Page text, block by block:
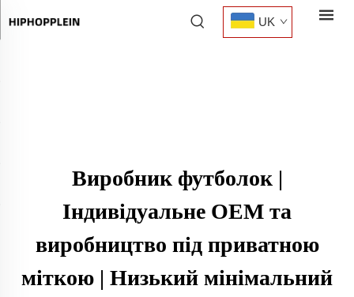
UK
Виробник футболок |
Індивідуальне OEM та
виробництво під приватною
міткою | Низький мінімальний